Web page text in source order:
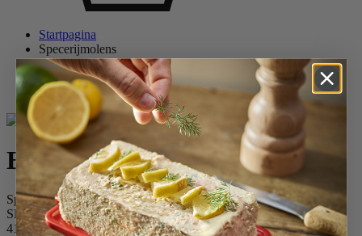
Startpagina
Specerijmolens
Pepermolens
Houten pepermolens
BBQ
BBQ
Speciale houten pepermolen voor de barbecue, grafiet, 30cm
SKU
41526